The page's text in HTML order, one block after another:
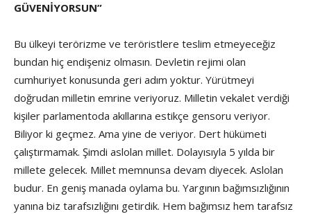
GÜVENİYORSUN”
Bu ülkeyi terörizme ve teröristlere teslim etmeyeceğiz
bundan hiç endişeniz olmasın. Devletin rejimi olan
cumhuriyet konusunda geri adım yoktur. Yürütmeyi
doğrudan milletin emrine veriyoruz. Milletin vekalet verdiği
kişiler parlamentoda akıllarına estikçe gensoru veriyor.
Biliyor ki geçmez. Ama yine de veriyor. Dert hükümeti
çalıştırmamak. Şimdi aslolan millet. Dolayısıyla 5 yılda bir
millete gelecek. Millet memnunsa devam diyecek. Aslolan
budur. En geniş manada oylama bu. Yargının bağımsızlığının
yanına biz tarafsızlığını getirdik. Hem bağımsız hem tarafsız